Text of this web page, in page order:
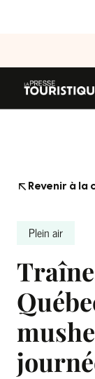
Revenir à la
Plein air